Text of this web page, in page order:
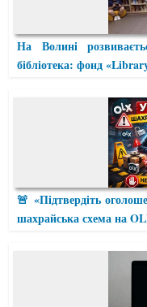
На Волині
бібліотека: фонд
🚨 «Підтвердіть
шахрайська схема на